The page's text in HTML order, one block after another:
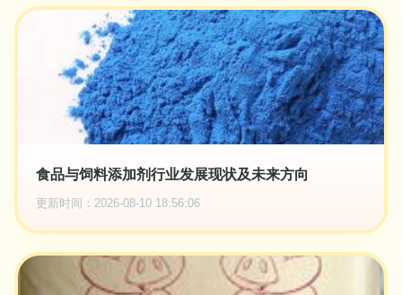
食品与饲料添加剂行业发展现状及未来方向
更新时间：2026-08-10 18:56:06